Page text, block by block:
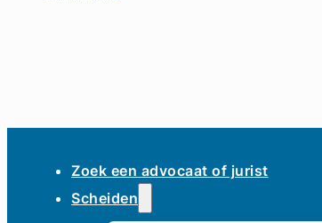
Zoek een advocaat of jurist
Scheiden